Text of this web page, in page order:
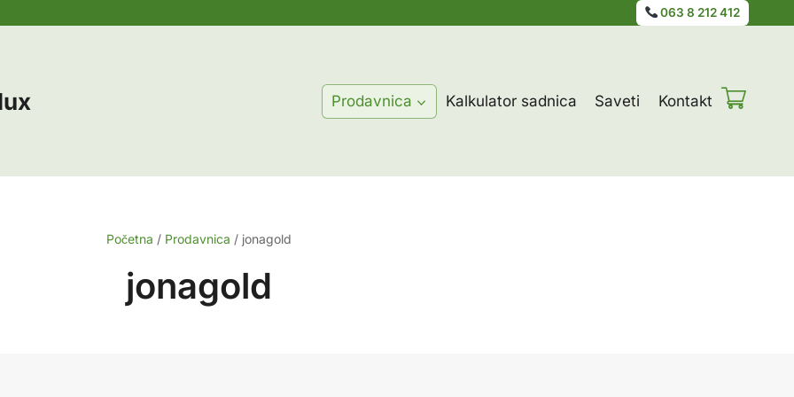
063 8 212 412
Prodavnica Kalkulator sadnica Saveti Kontakt
Početna / Prodavnica / jonagold
jonagold